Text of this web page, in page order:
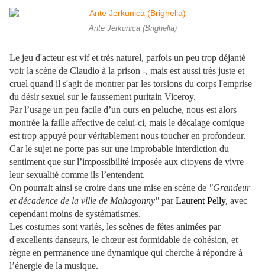
Ante Jerkunica (Brighella)
Le jeu d'acteur est vif et très naturel, parfois un peu trop déjanté –
voir la scène de Claudio à la prison -, mais est aussi très juste et
cruel quand il s'agit de montrer par les torsions du corps l'emprise
du désir sexuel sur le faussement puritain Viceroy.
Par l’usage un peu facile d’un ours en peluche, nous est alors
montrée la faille affective de celui-ci, mais le décalage comique
est trop appuyé pour véritablement nous toucher en profondeur.
Car le sujet ne porte pas sur une improbable interdiction du
sentiment que sur l’impossibilité imposée aux citoyens de vivre
leur sexualité comme ils l’entendent.
On pourrait ainsi se croire dans une mise en scène de "Grandeur
et décadence de la ville de Mahagonny" parLaurent Pelly, avec
cependant moins de systématismes.
Les costumes sont variés, les scènes de fêtes animées par
d'excellents danseurs, le chœur est formidable de cohésion, et
règne en permanence une dynamique qui cherche à répondre à
l’énergie de la musique.